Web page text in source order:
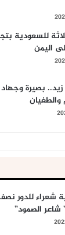
للسعودية
اليمن
زيد.. بصيرة
شعراء للدور
الصمود”